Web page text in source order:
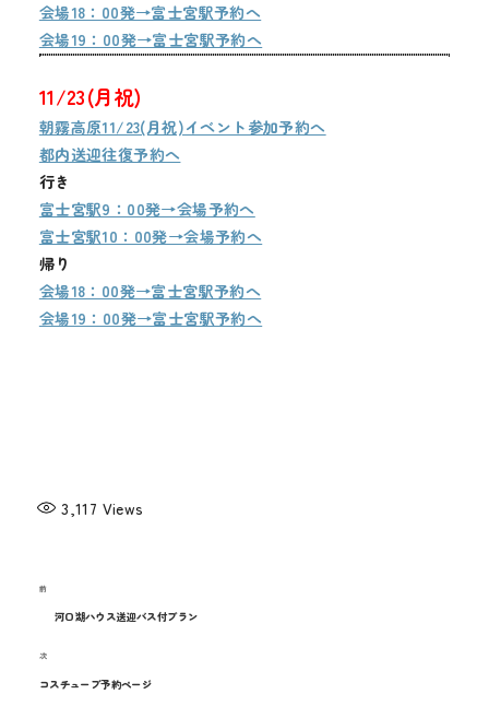
会場18：00発→富士宮駅予約へ
会場19：00発→富士宮駅予約へ
11/23(月祝)
朝霧高原11/23(月祝)イベント参加予約へ
都内送迎往復予約へ
行き
富士宮駅9：00発→会場予約へ
富士宮駅10：00発→会場予約へ
帰り
会場18：00発→富士宮駅予約へ
会場19：00発→富士宮駅予約へ
3,117 Views
投
稿
ナ
過
稿
前
河口湖ハウス送迎バス付プラン
次
の
次
コスチューブ予約ページ